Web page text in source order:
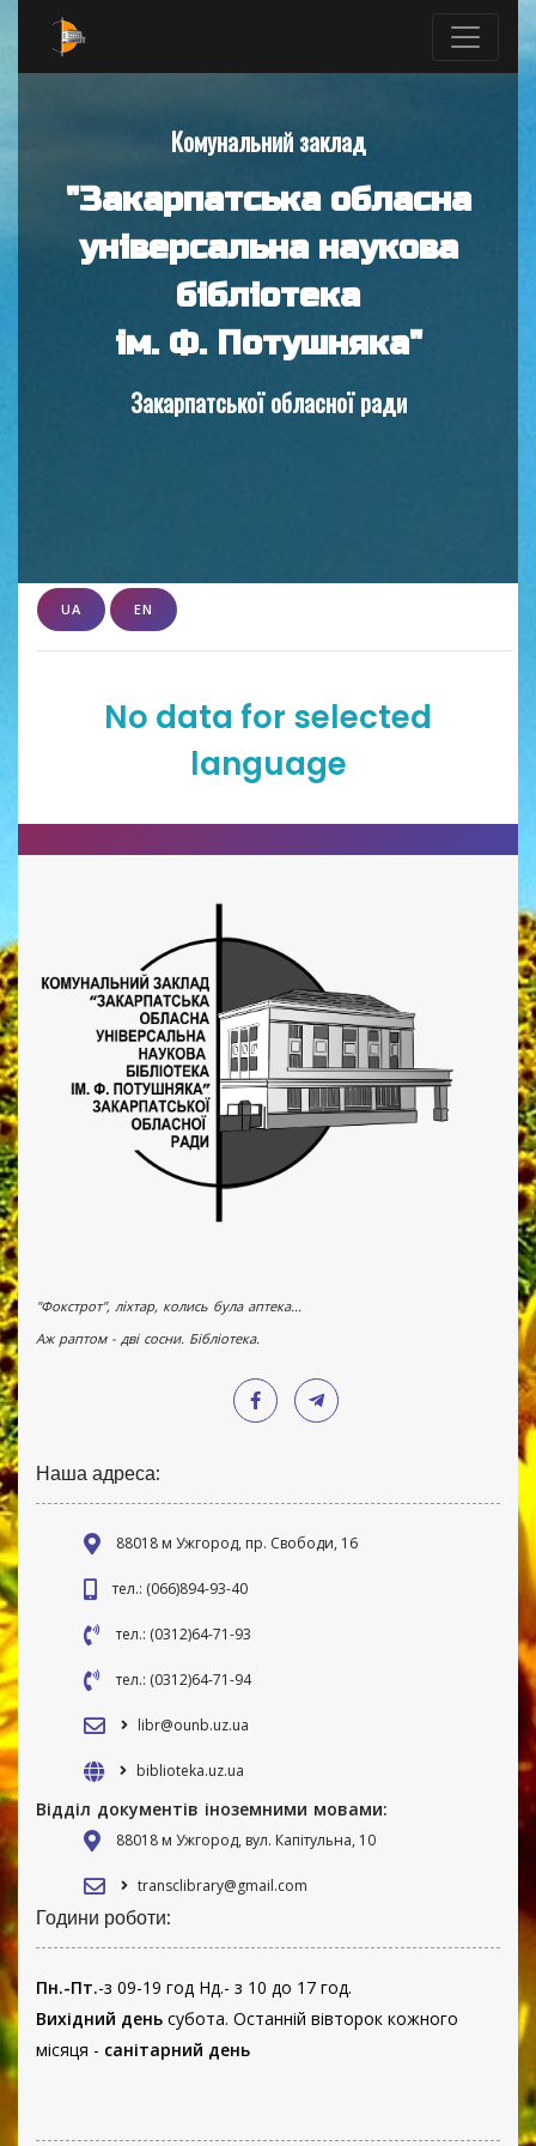
Комунальний заклад
"Закарпатська обласна
універсальна наукова
бібліотека
ім. Ф. Потушняка"
Закарпатської обласної ради
UA EN
No data for selected
language
"Фокстрот", ліхтар, колись була аптека...
Аж раптом - дві сосни. Бібліотека.
Наша адреса:
88018 м Ужгород, пр. Свободи, 16
тел.: (066)894-93-40
тел.: (0312)64-71-93
тел.: (0312)64-71-94
libr@ounb.uz.ua
biblioteka.uz.ua
Відділ документів іноземними мовами:
88018 м Ужгород, вул. Капітульна, 10
transclibrary@gmail.com
Години роботи:
Пн.-Пт.-з 09-19 год Нд.- з 10 до 17 год.
Вихідний день субота. Останній вівторок кожного
місяця - санітарний день